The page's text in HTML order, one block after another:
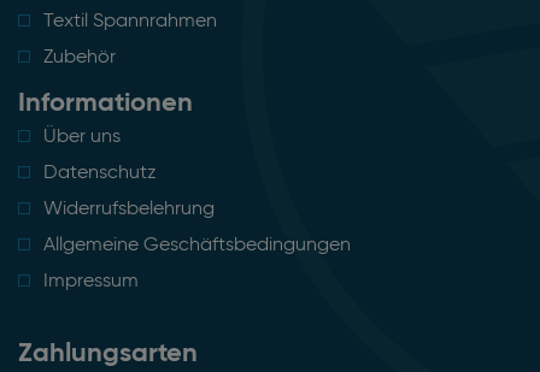
Textil Spannrahmen
Zubehör
Informationen
Über uns
Datenschutz
Widerrufsbelehrung
Allgemeine Geschäftsbedingungen
Impressum
Zahlungsarten